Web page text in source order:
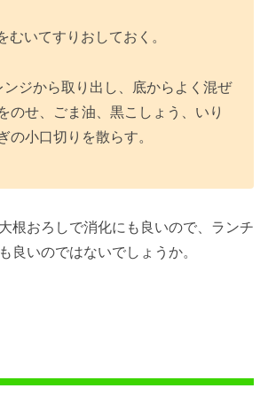
いてすりおしておく。
ジから取り出し、底からよく混ぜ
のせ、ごま油、黒こしょう、いり
の小口切りを散らす。
根おろしで消化にも良いので、ランチ
良いのではないでしょうか。